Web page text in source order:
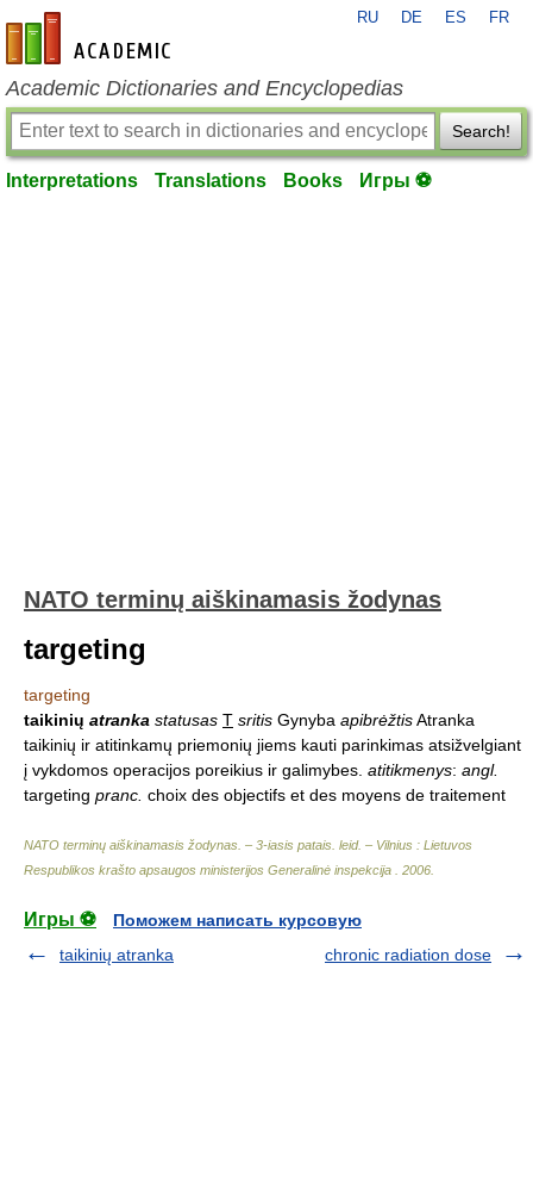
en-academic.com
RU DE ES FR
Academic Dictionaries and Encyclopedias
Search!
Interpretations Translations Books Игры ⚽
NATO terminų aiškinamasis žodynas
targeting
targeting
taikinių atranka statusas T sritis Gynyba apibrėžtisAtranka
taikinių ir atitinkamų priemonių jiems kauti parinkimas atsižvelgiant
į vykdomos operacijos poreikius ir galimybes. atitikmenys: angl.
targeting pranc. choix des objectifs et des moyens de traitement
NATO terminų aiškinamasis žodynas. – 3-iasis patais. leid. – Vilnius : Lietuvos
Respublikos krašto apsaugos ministerijos Generalinė inspekcija
2006
Игры ⚽
Поможем написать курсовую
taikinių atranka
chronic radiation dose